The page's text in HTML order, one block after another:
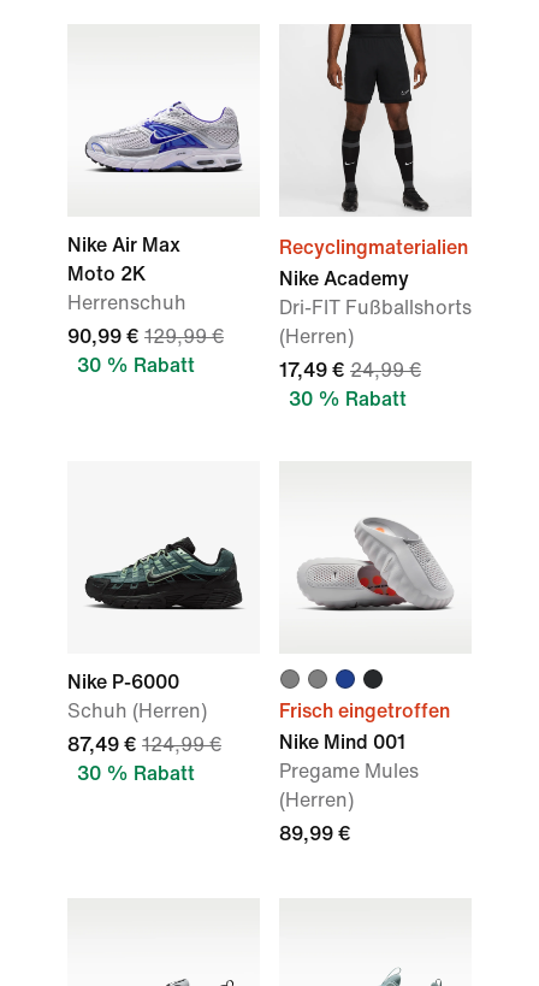
Nike Air Max
Moto 2K
Herrenschuh
90,99 € 129,99 €
30 % Rabatt
Recyclingmaterialien
Nike Academy
Dri-FIT Fußballshorts
(Herren)
17,49 € 24,99 €
30 % Rabatt
Nike P-6000
Schuh (Herren)
87,49 € 124,99 €
30 % Rabatt
Frisch eingetroffen
Nike Mind 001
Pregame Mules
(Herren)
89,99 €